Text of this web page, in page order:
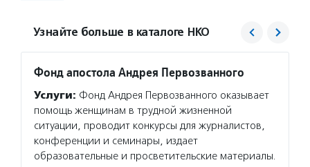
Узнайте больше в каталоге НКО
Фонд апостола Андрея Первозванного
Услуги: Фонд Андрея Первозванного оказывает
помощь женщинам в трудной жизненной
ситуации, проводит конкурсы для журналистов,
конференции и семинары, издает
образовательные и просветительские материалы.